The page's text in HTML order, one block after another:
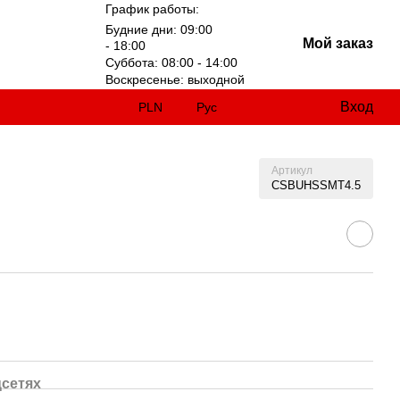
График работы:
Будние дни: 09:00
- 18:00
Суббота: 08:00 - 14:00
Воскресенье: выходной
Мой заказ
PLN Рус Вход
Артикул
CSBUHSSMT4.5